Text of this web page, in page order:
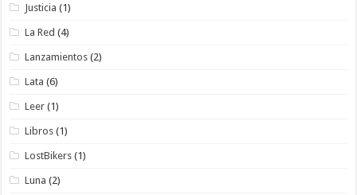
Justicia (1)
La Red (4)
Lanzamientos (2)
Lata (6)
Leer (1)
Libros (1)
LostBikers (1)
Luna (2)